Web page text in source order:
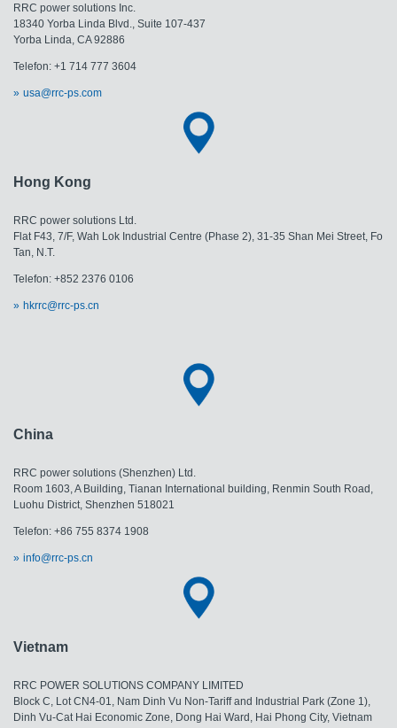
RRC power solutions Inc.
18340 Yorba Linda Blvd., Suite 107-437
Yorba Linda, CA 92886
Telefon: +1 714 777 3604
usa@rrc-ps.com
Hong Kong
RRC power solutions Ltd.
Flat F43, 7/F, Wah Lok Industrial Centre (Phase 2), 31-35 Shan Mei Street, Fo
Tan, N.T.
Telefon: +852 2376 0106
hkrrc@rrc-ps.cn
China
RRC power solutions (Shenzhen) Ltd.
Room 1603, A Building, Tianan International building, Renmin South Road,
Luohu District, Shenzhen 518021
Telefon: +86 755 8374 1908
info@rrc-ps.cn
Vietnam
RRC POWER SOLUTIONS COMPANY LIMITED
Block C, Lot CN4-01, Nam Dinh Vu Non-Tariff and Industrial Park (Zone 1),
Dinh Vu-Cat Hai Economic Zone, Dong Hai Ward, Hai Phong City, Vietnam